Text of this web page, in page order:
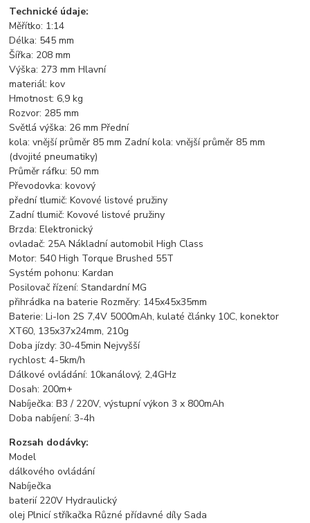
Technické údaje:
Měřítko: 1:14
Délka: 545 mm
Šířka: 208 mm
Výška: 273 mm Hlavní
materiál: kov
Hmotnost: 6,9 kg
Rozvor: 285 mm
Světlá výška: 26 mm Přední
kola: vnější průměr 85 mm Zadní kola: vnější průměr 85 mm
(dvojité pneumatiky)
Průměr ráfku: 50 mm
Převodovka: kovový
přední tlumič: Kovové listové pružiny
Zadní tlumič: Kovové listové pružiny
Brzda: Elektronický
ovladač: 25A Nákladní automobil High Class
Motor: 540 High Torque Brushed 55T
Systém pohonu: Kardan
Posilovač řízení: Standardní MG
přihrádka na baterie Rozměry: 145x45x35mm
Baterie: Li-Ion 2S 7,4V 5000mAh, kulaté články 10C, konektor
XT60, 135x37x24mm, 210g
Doba jízdy: 30-45min Nejvyšší
rychlost: 4-5km/h
Dálkové ovládání: 10kanálový, 2,4GHz
Dosah: 200m+
Nabíječka: B3 / 220V, výstupní výkon 3 x 800mAh
Doba nabíjení: 3-4h
Rozsah dodávky:
Model
dálkového ovládání
Nabíječka
baterií 220V Hydraulický
olej Plnicí stříkačka Různé přídavné díly Sada